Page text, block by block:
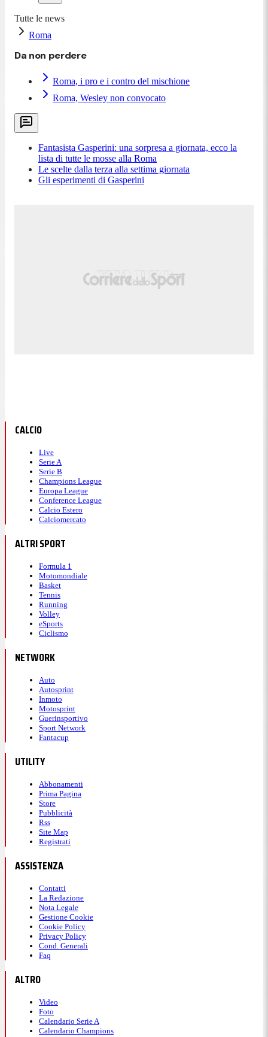
Tutte le news
Roma
Da non perdere
Roma, i pro e i contro del mischione
Roma, Wesley non convocato
Fantasista Gasperini: una sorpresa a giornata, ecco la
lista di tutte le mosse alla Roma
Le scelte dalla terza alla settima giornata
Gli esperimenti di Gasperini
CALCIO
Live
Serie A
Serie B
Champions League
Europa League
Conference League
Calcio Estero
Calciomercato
ALTRI SPORT
Formula 1
Motomondiale
Basket
Tennis
Running
Volley
eSports
Ciclismo
NETWORK
Auto
Autosprint
Inmoto
Motosprint
Guerinsportivo
Sport Network
Fantacup
UTILITY
Abbonamenti
Prima Pagina
Store
Pubblicità
Rss
Site Map
Registrati
ASSISTENZA
Contatti
La Redazione
Nota Legale
Gestione Cookie
Cookie Policy
Privacy Policy
Cond. Generali
Faq
ALTRO
Video
Foto
Calendario Serie A
Calendario Champions